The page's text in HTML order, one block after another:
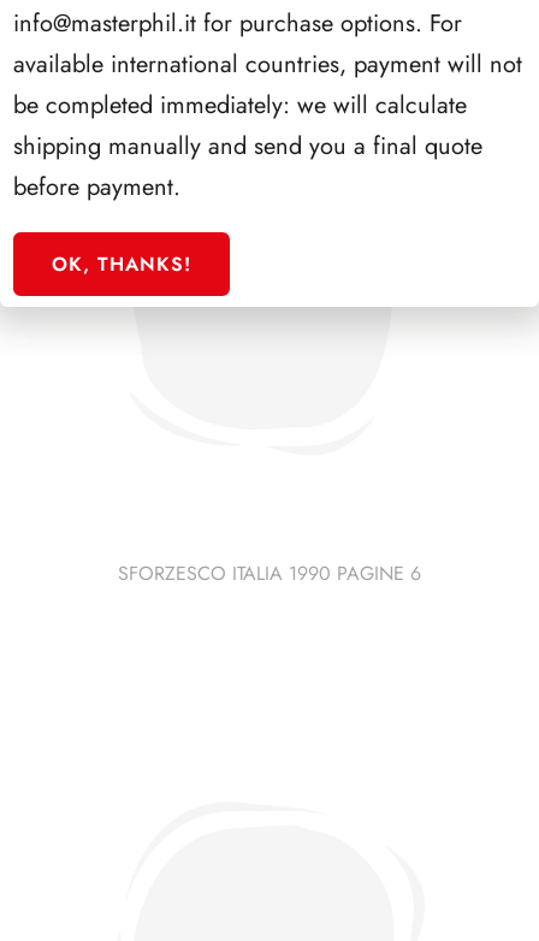
SFORZESCO ITALIA 1990 PAGINE 6
info@masterphil.it for purchase options. For
available international countries, payment will not
be completed immediately: we will calculate
shipping manually and send you a final quote
before payment.
OK, THANKS!